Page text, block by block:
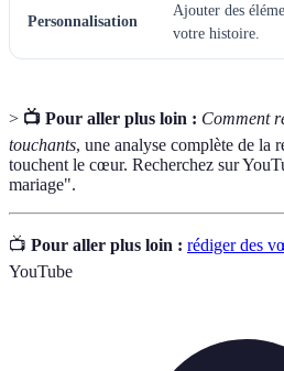
Personnalisation
Ajouter des
votre histoire.
> 📺 Pour aller plus loin : Comment
touchants, une analyse complète de la
touchent le cœur. Recherchez sur
mariage".
📺 Pour aller plus loin : rédiger des
YouTube